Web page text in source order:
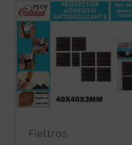
Fieltros